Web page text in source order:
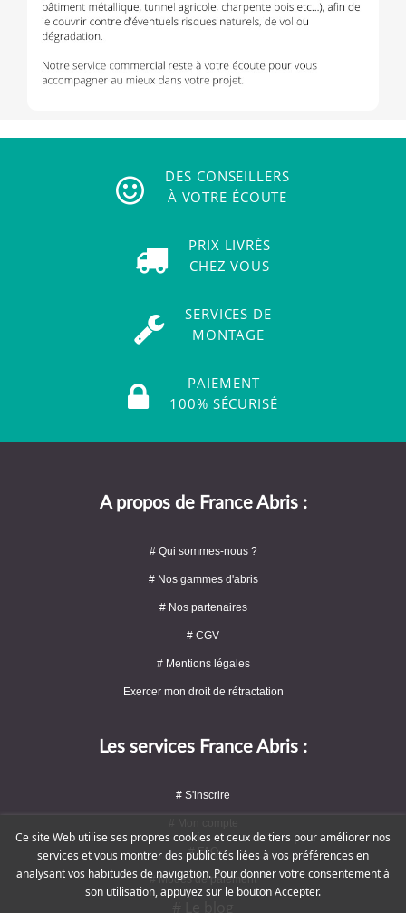
DES CONSEILLERS
À VOTRE ÉCOUTE
PRIX LIVRÉS
CHEZ VOUS
SERVICES DE
MONTAGE
PAIEMENT
100% SÉCURISÉ
A propos de France Abris :
# Qui sommes-nous ?
# Nos gammes d'abris
# Nos partenaires
# CGV
# Mentions légales
Exercer mon droit de rétractation
Les services France Abris :
# S'inscrire
# FAQ
# Modes de paiement
Ce site Web utilise ses propres cookies et ceux de tiers pour améliorer nos
services et vous montrer des publicités liées à vos préférences en
analysant vos habitudes de navigation. Pour donner votre consentement à
son utilisation, appuyez sur le bouton Accepter.